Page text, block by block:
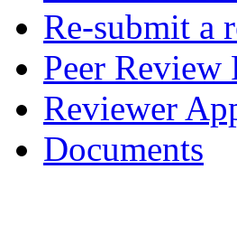
Re-submit a
Peer Review
Reviewer
Documents